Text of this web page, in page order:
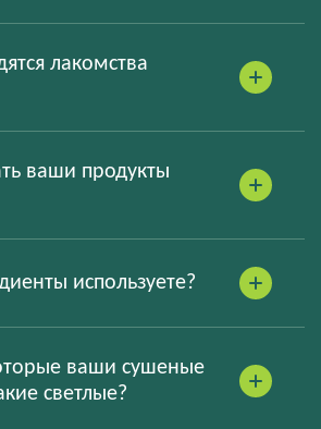
лакомства
ваши продукты
используете?
ваши сушеные
светлые?